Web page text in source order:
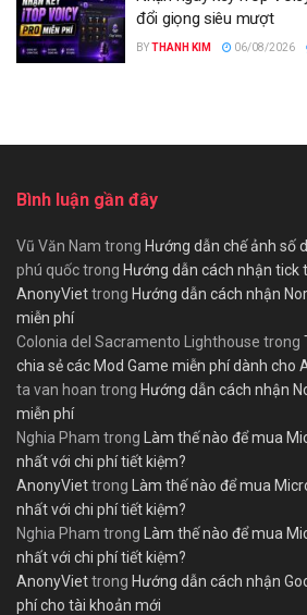
đổi giọng siêu mượt
BYTHANH KIM 06/08/2026
Bình luận gần đây
Vũ Văn Nam trong Hướng dẫn chế ảnh số
phú quốctrong Hướng dẫn cách nhận tick
AnonyViettrong Hướng dẫn cách nhận
miễn phí
Colonia del Sacramento Lighthouse trong
chia sẻ các Mod Game miễn phí dành cho
ta van hoan trong Hướng dẫn cách nhận
miễn phí
Nghia Pham trong
Làm thế nào để mua
nhất với chi phí tiết kiệm?
AnonyViettrong
Làm thế nào để mua
nhất với chi phí tiết kiệm?
Nghia Pham trong
Làm thế nào để mua
nhất với chi phí tiết kiệm?
AnonyViettrong Hướng dẫn cách nhận
phí cho tài khoản mới